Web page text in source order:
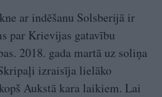
ar indēšanu Solsberijā ir
par Krievijas gatavību
2018. gada martā uz soliņa
izraisīja lielāko
Aukstā kara laikiem. Lai